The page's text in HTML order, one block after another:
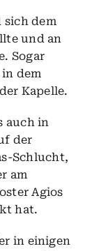
dem
und an
Sogar
dem
Kapelle.
auch in
der
Schlucht,
am
Agios
hat.
in einigen